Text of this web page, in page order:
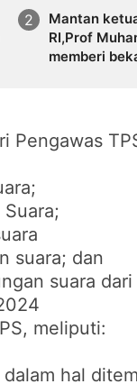
Mantan
RI,Prof
memberi
Pengawas
suara; dan
suara dari
meliputi:
hal